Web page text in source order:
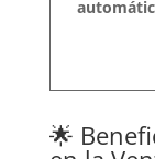
🌟